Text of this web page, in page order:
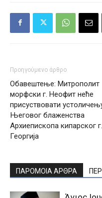
Προηγούμενο άρθρο
Обавештење: Митрополит
морфски г. Неофит неће
присуствовати
Његовог блаженства
Архиепископа кипарског г.
Георгија
ΠΑΡΟΜΟΙΑ ΑΡΘΡΑ